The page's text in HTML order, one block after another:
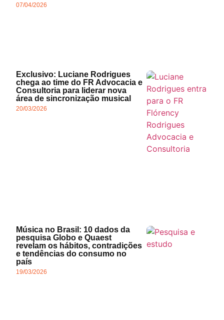
07/04/2026
Exclusivo: Luciane Rodrigues
chega ao time do FR Advocacia e
Consultoria para liderar nova
área de sincronização musical
20/03/2026
Música no Brasil: 10 dados da
pesquisa Globo e Quaest
revelam os hábitos, contradições
e tendências do consumo no
país
19/03/2026